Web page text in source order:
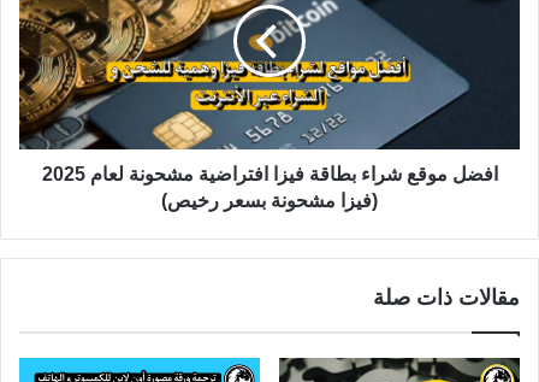
افضل موقع شراء بطاقة فيزا افتراضية مشحونة لعام 2025
(فيزا مشحونة بسعر رخيص)
مقالات ذات صلة